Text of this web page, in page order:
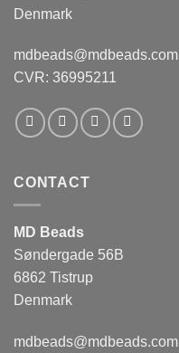
Denmark
mdbeads@mdbeads.com
CVR: 36995211
CONTACT
MD Beads
Søndergade 56B
6862 Tistrup
Denmark
mdbeads@mdbeads.com